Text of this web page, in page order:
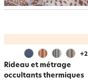
+2
Rideau et métrage
occultants thermiques